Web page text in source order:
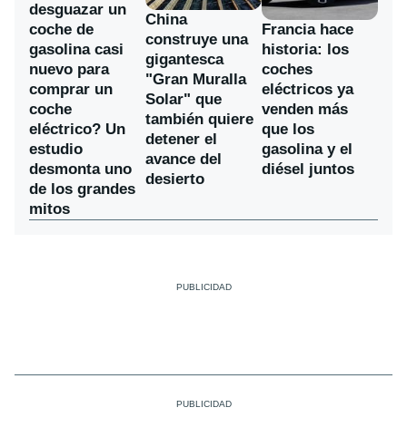
desguazar un
coche de
gasolina casi
nuevo para
comprar un
coche
eléctrico? Un
estudio
desmonta uno
de los grandes
mitos
China
construye una
gigantesca
"Gran Muralla
Solar" que
también quiere
detener el
avance del
desierto
Francia hace
historia: los
coches
eléctricos ya
venden más
que los
gasolina y el
diésel juntos